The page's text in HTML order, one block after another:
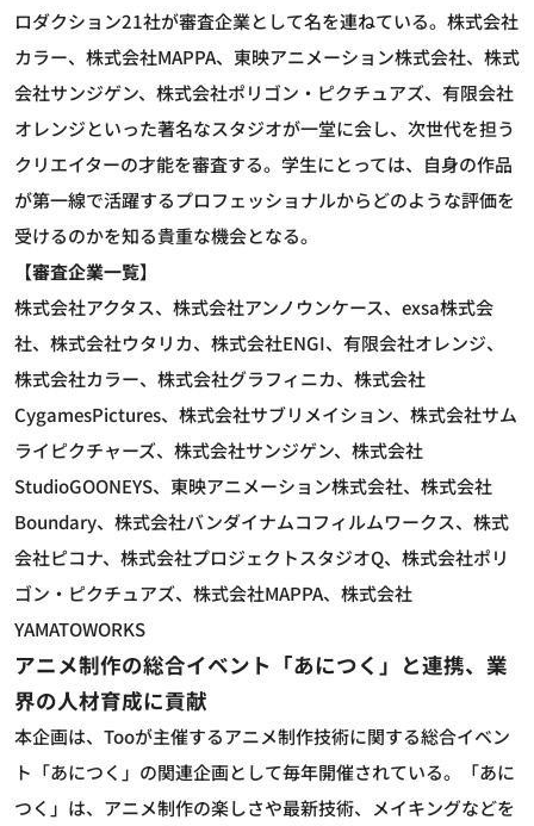
ロダクション21社が審査企業として名を連ねている。株式会社
カラー、株式会社MAPPA、東映アニメーション株式会社、株式
会社サンジゲン、株式会社ポリゴン・ピクチュアズ、有限会社
オレンジといった著名なスタジオが一堂に会し、次世代を担う
クリエイターの才能を審査する。学生にとっては、自身の作品
が第一線で活躍するプロフェッショナルからどのような評価を
受けるのかを知る貴重な機会となる。
【審査企業一覧】
株式会社アクタス、株式会社アンノウンケース、exsa株式会
社、株式会社ウタリカ、株式会社ENGI、有限会社オレンジ、
株式会社カラー、株式会社グラフィニカ、株式会社
CygamesPictures、株式会社サブリメイション、株式会社サム
ライピクチャーズ、株式会社サンジゲン、株式会社
StudioGOONEYS、東映アニメーション株式会社、株式会社
Boundary、株式会社バンダイナムコフィルムワークス、株式
会社ピコナ、株式会社プロジェクトスタジオQ、株式会社ポリ
ゴン・ピクチュアズ、株式会社MAPPA、株式会社
YAMATOWORKS
アニメ制作の総合イベント「あにつく」と連携、業
界の人材育成に貢献
本企画は、Tooが主催するアニメ制作技術に関する総合イベン
ト「あにつく」の関連企画として毎年開催されている。「あに
つく」は、アニメ制作の楽しさや最新技術、メイキングなどを